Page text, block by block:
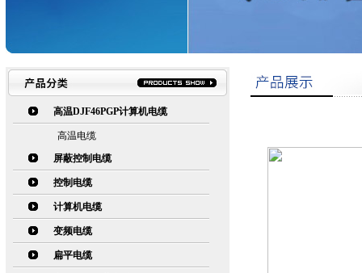
高温DJF46PGP计算机电缆
高温电缆
屏蔽控制电缆
控制电缆
计算机电缆
变频电缆
扁平电缆